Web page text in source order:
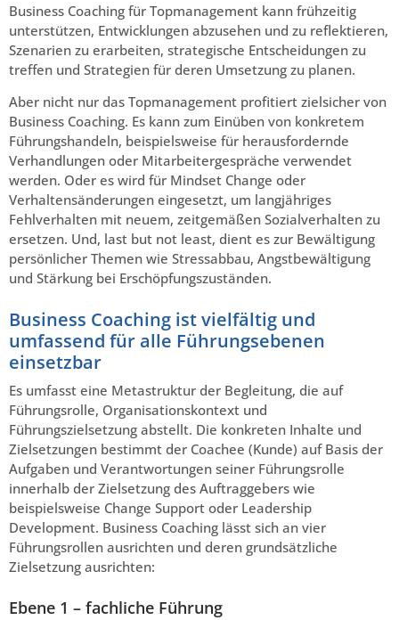
Business Coaching für Topmanagement kann frühzeitig
unterstützen, Entwicklungen abzusehen und zu reflektieren,
Szenarien zu erarbeiten, strategische Entscheidungen zu
treffen und Strategien für deren Umsetzung zu planen.
Aber nicht nur das Topmanagement profitiert zielsicher von
Business Coaching. Es kann zum Einüben von konkretem
Führungshandeln, beispielsweise für herausfordernde
Verhandlungen oder Mitarbeitergespräche verwendet
werden. Oder es wird für Mindset Change oder
Verhaltensänderungen eingesetzt, um langjähriges
Fehlverhalten mit neuem, zeitgemäßen Sozialverhalten zu
ersetzen. Und, last but not least, dient es zur Bewältigung
persönlicher Themen wie Stressabbau, Angstbewältigung
und Stärkung bei Erschöpfungszuständen.
Business Coaching ist vielfältig und
umfassend für alle Führungsebenen
einsetzbar
Es umfasst eine Metastruktur der Begleitung, die auf
Führungsrolle, Organisationskontext und
Führungszielsetzung abstellt. Die konkreten Inhalte und
Zielsetzungen bestimmt der Coachee (Kunde) auf Basis der
Aufgaben und Verantwortungen seiner Führungsrolle
innerhalb der Zielsetzung des Auftraggebers wie
beispielsweise Change Support oder Leadership
Development. Business Coaching lässt sich an vier
Führungsrollen ausrichten und deren grundsätzliche
Zielsetzung ausrichten:
Ebene 1 – fachliche Führung